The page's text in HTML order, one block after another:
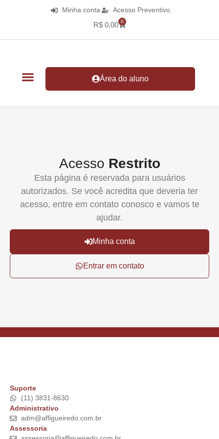
Minha conta Acesso Preventivo
R$ 0,00 0
Área do aluno
Acesso Restrito
Esta página é reservada para usuários
autorizados. Se você acredita que deveria ter
acesso, entre em contato conosco e vamos te
ajudar.
Minha conta
Entrar em contato
Suporte
(11) 3831-8630
Administrativo
adm@affigueiredo.com.br
Assessoria